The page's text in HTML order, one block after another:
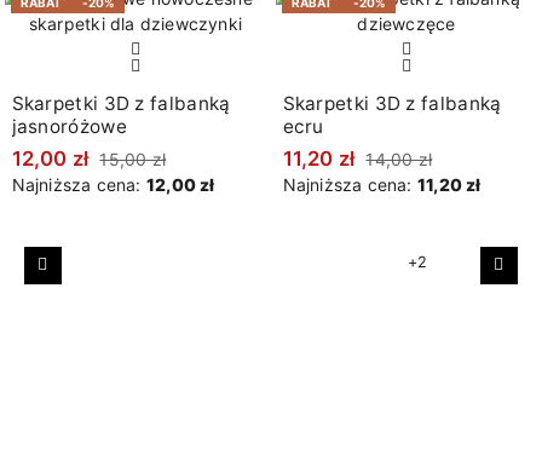
Skarpetki 3D z falbanką
jasnoróżowe
12,00 zł 15,00 zł
Najniższa cena: 12,00 zł
Skarpetki 3D z falbanką
ecru
11,20 zł 14,00 zł
Najniższa cena: 11,20 zł
+2
Poprzedni